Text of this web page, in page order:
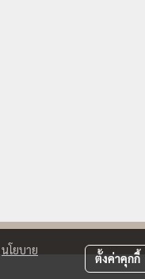
นโยบาย
ตั้งค่าคุกกี้